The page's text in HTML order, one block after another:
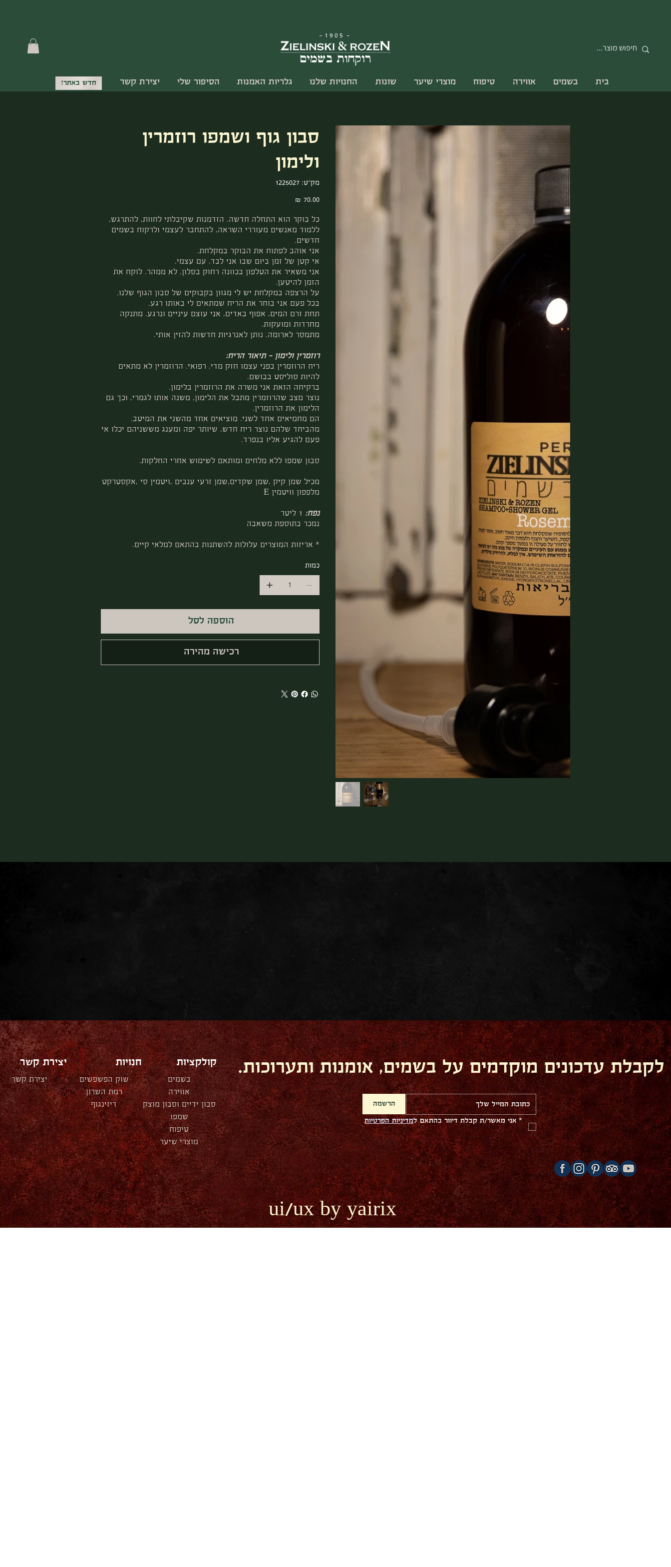
- 1905 -
חדש באתר! בית בשמים אווירה טיפוח מוצרי שיער שונות החנויות שלנו גלריות האמנות הסיפור שלי יצירת קשר
סבון גוף ושמפו רוזמרין
ולימון
מק"ט:
מק"ט
1225027
כל בוקר הוא התחלה חדשה. הזדמנות שקיבלתי לחוות, להתרגש,
ללמוד מאנשים מעוררי השראה, להתחבר לעצמי ולרקוח בשמים
חדשים.
אני אוהב לפתוח את הבוקר במקלחת.
אי קטן של זמן ביום שבו אני לבד. עם עצמי.
אני משאיר את הטלפון בכוונה רחוק בסלון. לא ממהר. לוקח את
הזמן להיטען.
על הרצפה במקלחת יש לי מגוון בקבוקים של סבון הגוף שלנו.
בכל פעם אני בוחר את הריח שמתאים לי באותו רגע.
תחת זרם המים, אפוף באדים, אני עוצם עיניים ונרגע. מתנקה
מחרדות ומועקות.
מתמסר לארומה. נותן לאנרגיות חדשות להזין אותי.
רוזמרין ולימון – תיאור הריח:
ריח הרוזמרין בפני עצמו חזק מדי. רפואי. הרוזמרין לא מתאים
להיות סוליסט בבושם.
ברקיחה הזאת אני משרה את הרוזמרין בלימון.
נוצר מצב שהרוזמרין מתבל את הלימון, משנה אותו לגמרי, וכך גם
הלימון את הרוזמרין.
הם מחמיאים אחד לשני. מוציאים אחד מהשני את המיטב.
מהביחד שלהם נוצר ריח חדש, שיותר יפה ומענג מששניהם יכלו אי
פעם להגיע אליו בנפרד.
סבון שמפו ללא מלחים ומותאם לשימוש אחרי החלקות.
מכיל שמן קיק ,שמן שקדים,שמן זרעי ענבים ,ויטמין סי ,אקסטרקט
מלפפון וויטמין E
נפח: 1 ליטר
נמכר בתוספת משאבה
* אריזות המוצרים עלולות להשתנות בהתאם למלאי קיים.
כמות
הוספה לסל
רכישה מהירה
חנויות
שוק הפשפשים
רמת השרון
דיזינגוף
יצירת קשר
יצירת קשר
קולקציות
בשמים
אווירה
סבון ידיים וסבון מוצק
שמפו
טיפוח
מוצרי שיער
לקבלת עדכונים מוקדמים על בשמים, אומנות ותערוכות.
הרשמה
* אני מאשר/ת קבלת דיוור בהתאם למדיניות הפרטיות
ui/ux by yairix